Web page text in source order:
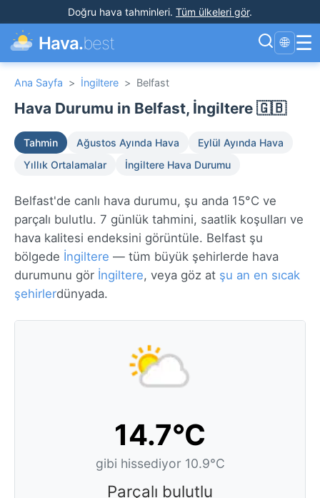
Doğru hava tahminleri. Tüm ülkeleri gör.
Hava.best 🌐 ☰
Ana Sayfa > İngiltere > Belfast
Hava Durumu in Belfast, İngiltere 🇬🇧
Tahmin Ağustos Ayında Hava
Eylül Ayında Hava
Yıllık Ortalamalar
İngiltere Hava Durumu
Belfast'de canlı hava durumu, şu anda 15°C ve
parçalı bulutlu. 7 günlük tahmini, saatlik koşulları ve
hava kalitesi endeksini görüntüle. Belfast şu
bölgede İngiltere — tüm büyük şehirlerde hava
durumunu gör İngiltere, veya göz at şu an en sıcak
şehirlerdünyada.
14.7°C
gibi hissediyor 10.9°C
Parçalı bulutlu